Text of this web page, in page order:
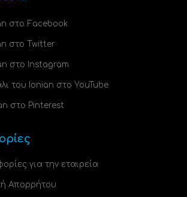
στο Facebook
στο Twitter
στο Instagram
του Ionian στο YouTube
στο Pinterest
για την εταιρεία
Απορρήτου